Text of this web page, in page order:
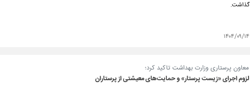
گذاشت.
۱۴۰۴/۰۹/۱۴
معاون پرستاری وزارت بهداشت تاکید کرد؛
لزوم اجرای «زیست پرستار» و حمایت‌های معیشتی از پرستاران